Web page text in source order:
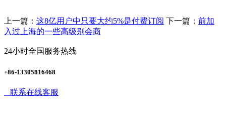
上一篇： 这8亿用户中只要大约5%是付费订阅 下一篇： 前加
入过上海的一些高级别会商
24小时全国服务热线
+86-13305816468
联系在线客服